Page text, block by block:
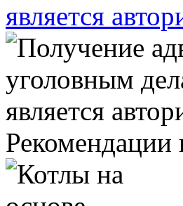
является
Рекомендации